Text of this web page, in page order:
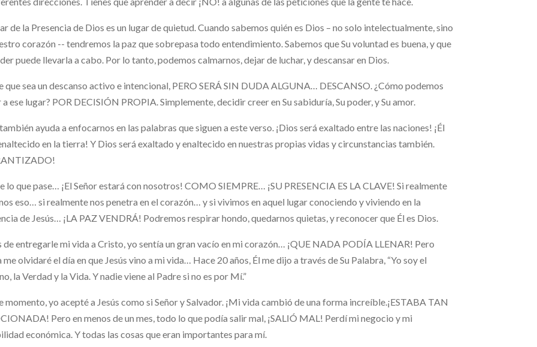
de la Presencia de Dios es un lugar de quietud. Cuando sabemos quién es Dios – no solo intelectualmente, sino
corazón -- tendremos la paz que sobrepasa todo entendimiento. Sabemos que Su voluntad es buena, y que
puede llevarla a cabo. Por lo tanto, podemos calmarnos, dejar de luchar, y descansar en Dios.
que sea un descanso activo e intencional, PERO SERÁ SIN DUDA ALGUNA… DESCANSO. ¿Cómo podemos
a ese lugar? POR DECISIÓN PROPIA. Simplemente, decidir creer en Su sabiduría, Su poder, y Su amor.
ayuda a enfocarnos en las palabras que siguen a este verso. ¡Dios será exaltado entre las naciones! ¡Él
en la tierra! Y Dios será exaltado y enaltecido en nuestras propias vidas y circunstancias también.
lo que pase… ¡El Señor estará con nosotros! COMO SIEMPRE… ¡SU PRESENCIA ES LA CLAVE! Si realmente
eso… si realmente nos penetra en el corazón… y si vivimos en aquel lugar conociendo y viviendo en la
de Jesús… ¡LA PAZ VENDRÁ! Podremos respirar hondo, quedarnos quietas, y reconocer que Él es Dios.
de entregarle mi vida a Cristo, yo sentía un gran vacío en mi corazón… ¡QUE NADA PODÍA LLENAR! Pero
me olvidaré el día en que Jesús vino a mi vida… Hace 20 años, Él me dijo a través de Su Palabra, “Yo soy el
la Verdad y la Vida. Y nadie viene al Padre si no es por Mí.”
momento, yo acepté a Jesús como si Señor y Salvador. ¡Mi vida cambió de una forma increíble.¡ESTABA TAN
Pero en menos de un mes, todo lo que podía salir mal, ¡SALIÓ MAL! Perdí mi negocio y mi
económica. Y todas las cosas que eran importantes para mí.